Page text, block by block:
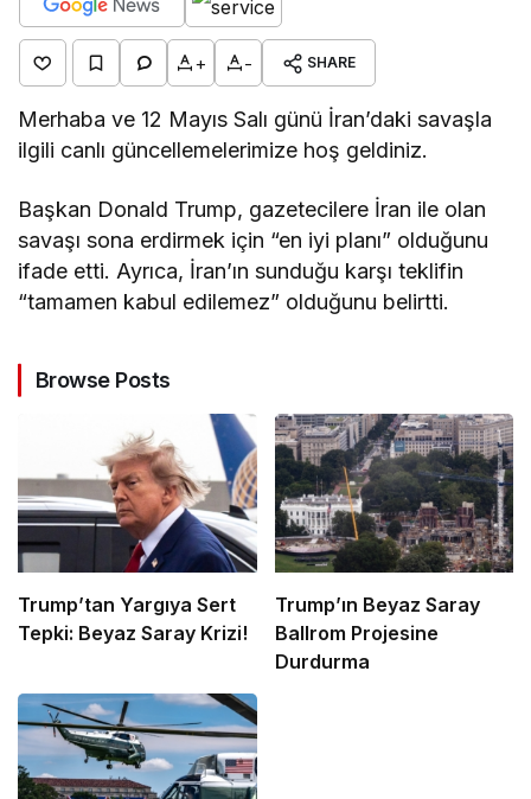
+ - SHARE
Merhaba ve 12 Mayıs Salı günü İran’daki savaşla
ilgili canlı güncellemelerimize hoş geldiniz.
Başkan Donald Trump, gazetecilere İran ile olan
savaşı sona erdirmek için “en iyi planı” olduğunu
ifade etti. Ayrıca, İran’ın sunduğu karşı teklifin
“tamamen kabul edilemez” olduğunu belirtti.
Browse Posts
Trump’tan Yargıya Sert
Tepki: Beyaz Saray Krizi!
Trump’ın Beyaz Saray
Ballrom Projesine
Durdurma